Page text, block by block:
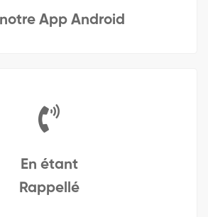
App Android
En étant
Rappellé